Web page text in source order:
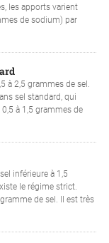
les apports varient
de sodium) par
à 2,5 grammes de sel.
sel standard, qui
à 1,5 grammes de
inférieure à 1,5
le régime strict.
de sel. Il est très